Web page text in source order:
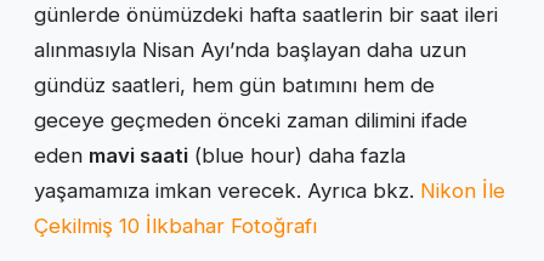
günlerde önümüzdeki hafta saatlerin bir saat ileri
alınmasıyla Nisan Ayı’nda başlayan daha uzun
gündüz saatleri, hem gün batımını hem de
geceye geçmeden önceki zaman dilimini ifade
eden mavi saati (blue hour) daha fazla
yaşamamıza imkan verecek. Ayrıca bkz. Nikon İle
Çekilmiş 10 İlkbahar Fotoğrafı